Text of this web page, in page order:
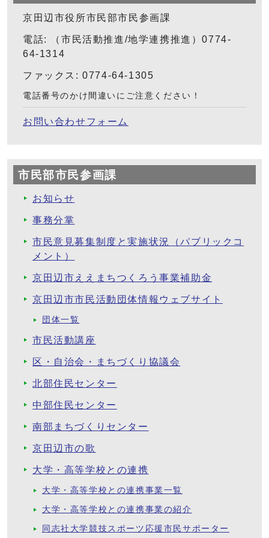
京田辺市役所市民部市民参画課
電話: （市民活動推進/地学連携推進）0774-
64-1314
ファックス: 0774-64-1305
電話番号のかけ間違いにご注意ください！
お問い合わせフォーム
市民部市民参画課
お知らせ
事務分掌
市民意見募集制度と実施状況（パブリックコ
メント）
京田辺市ええまちつくろう事業補助金
京田辺市市民活動団体情報ウェブサイト
団体一覧
市民活動講座
区・自治会・まちづくり協議会
北部住民センター
中部住民センター
南部まちづくりセンター
京田辺市の歌
大学・高等学校との連携
大学・高等学校との連携事業一覧
大学・高等学校との連携事業の紹介
同志社大学競技スポーツ応援市民サポーター